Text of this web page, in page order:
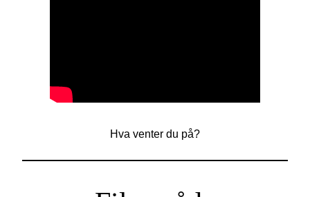
Hva venter du på?